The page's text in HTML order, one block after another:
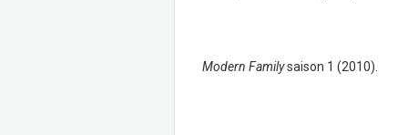
Modern Familysaison 1 (2010).